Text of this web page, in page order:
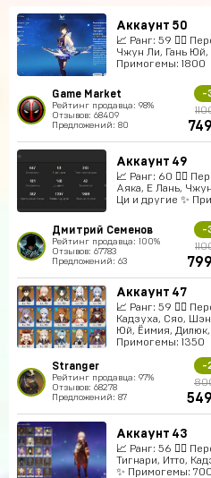
Аккаунт 50
📈 Ранг: 59 🧍‍♀️
Чжун Ли, Гань Юй,
Примогемы: 1800
Game Market
Рейтинг продавца: 98%
Отзывов: 68409
Предложений: 80
-
749
Аккаунт 49
📈 Ранг: 60 🧍‍♀️
Аяка, Е Лань,
Ци и другие ✨
Дмитрий Семенов
Рейтинг продавца: 100%
Отзывов: 67783
Предложений: 63
-
799
Аккаунт 47
📈 Ранг: 59 🧍‍♀️
Кадзуха, Сяо,
Юй, Ёимия, Дилюк,
Примогемы: 1350
Stranger
Рейтинг продавца: 97%
Отзывов: 68278
Предложений: 87
-
549
Аккаунт 43
📈 Ранг: 56 🧍‍♀️
Тигнари, Итто,
✨ Примогемы: 700